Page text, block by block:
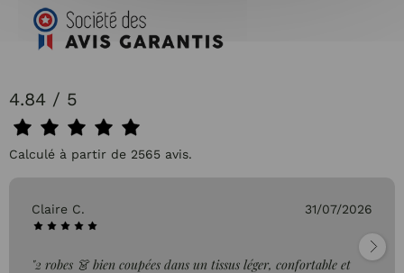
4.84 / 5
Calculé à partir de 2565 avis.
Claire C. 31/07/2026
"2 robes 👗 bien coupées dans un tissus léger, confortable et